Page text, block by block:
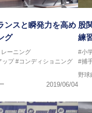
ンスと瞬発力を高め
グ
ーニング
ップ #コンディショニング
2019/06/04
股
練
#小
#捕
野球